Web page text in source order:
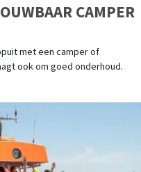
CAMPER
met een camper of
ook om goed onderhoud.